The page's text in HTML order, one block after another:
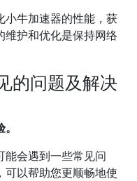
小牛加速器的性能，获
维护和优化是保持网络
的问题及解决
能会遇到一些常见问
可以帮助您更顺畅地使